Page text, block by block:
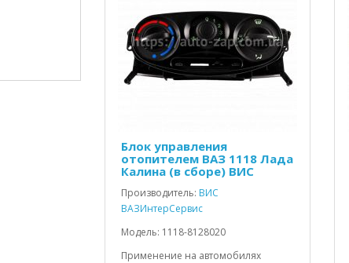
Блок управления
отопителем ВАЗ 1118 Лада
Калина (в сборе) ВИС
Производитель: ВИС
ВАЗИнтерСервис
Модель: 1118-8128020
Применение на автомобилях